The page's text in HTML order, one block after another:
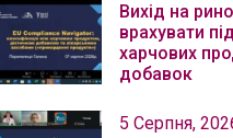
Вихід на
врахувати
харчових
добавок
5 Серпня,